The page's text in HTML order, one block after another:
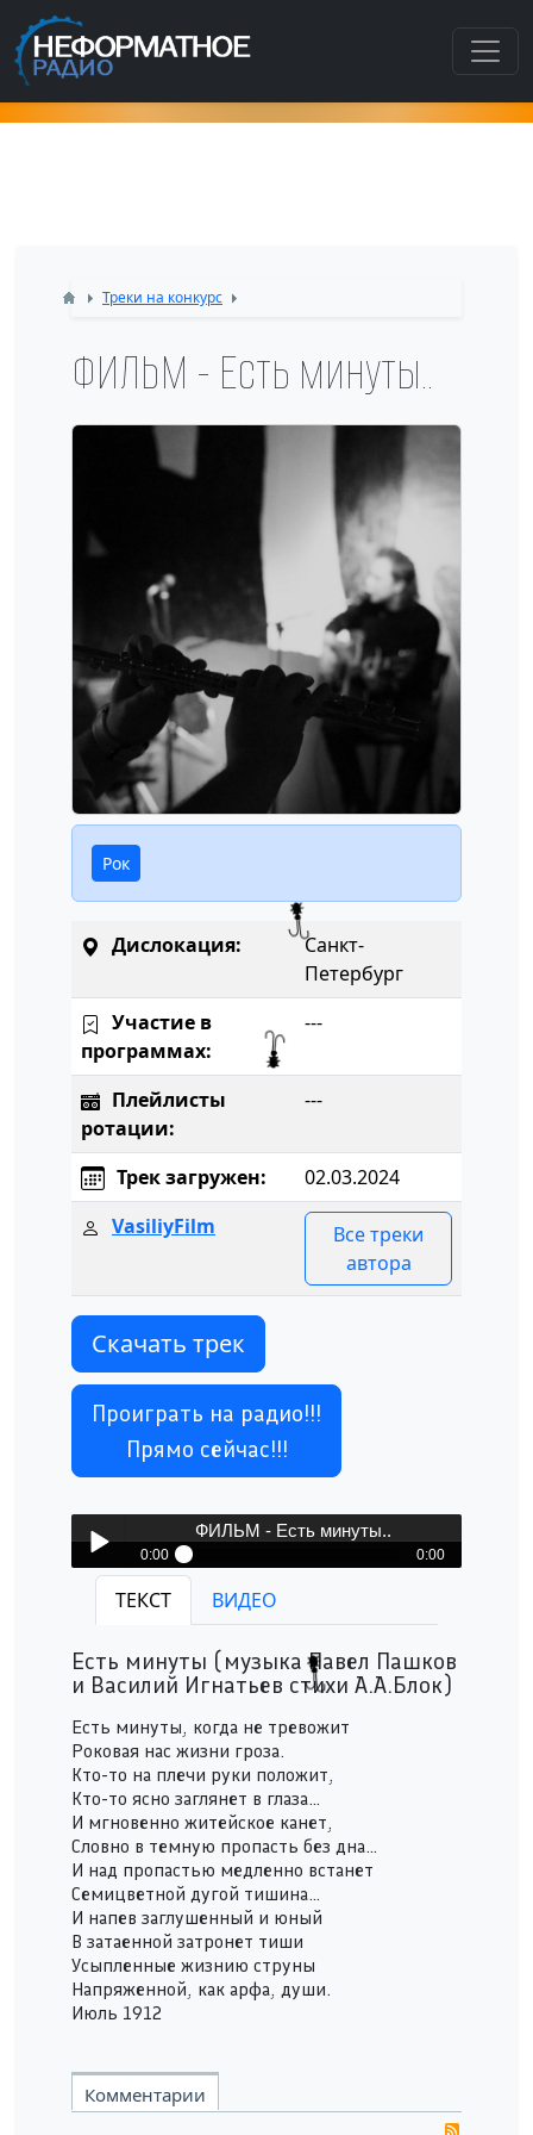
Как попасть в этот раздел???
Треки на конкурс
ФИЛЬМ - Есть минуты..
Рок
Дислокация:
Санкт-
Петербург
Участие в
программах:
---
Плейлисты
ротации:
---
Трек загружен:
02.03.2024
VasiliyFilm
Все треки
автора
Скачать трек
Проиграть на радио!!!
Прямо сейчас!!!
pause
ФИЛЬМ - Есть минуты..
0:00 0:00
ФИЛЬМ - Есть минуты..
ТЕКСТ ВИДЕО
Есть минуты (музыка Павел Пашков
и Василий Игнатьев стихи А.А.Блок)
Есть минуты, когда не тревожит
Роковая нас жизни гроза.
Кто-то на плечи руки положит,
Кто-то ясно заглянет в глаза…
И мгновенно житейское канет,
Словно в темную пропасть без дна…
И над пропастью медленно встанет
Семицветной дугой тишина…
И напев заглушенный и юный
В затаенной затронет тиши
Усыпленные жизнию струны
Напряженной, как арфа, души.
Июль 1912
Комментарии